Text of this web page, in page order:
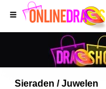
Sieraden / Juwelen